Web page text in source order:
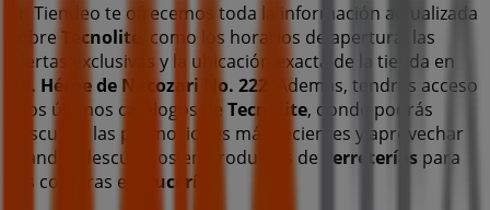
En Tiendeo te ofrecemos toda la información actualizada
sobre
Tecnolite
, como los horarios de apertura, las
ofertas exclusivas y la ubicación exacta de la tienda en
Av. Héroe de Nacozari No. 222
. Además, tendrás acceso
a los últimos catálogos de Tecnolite, donde podrás
descubrir las promociones más recientes y aprovechar
grandes descuentos en productos de
Ferreterías para
tus compras en
Bucerías